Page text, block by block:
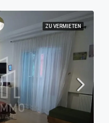
ZU VERMIETEN